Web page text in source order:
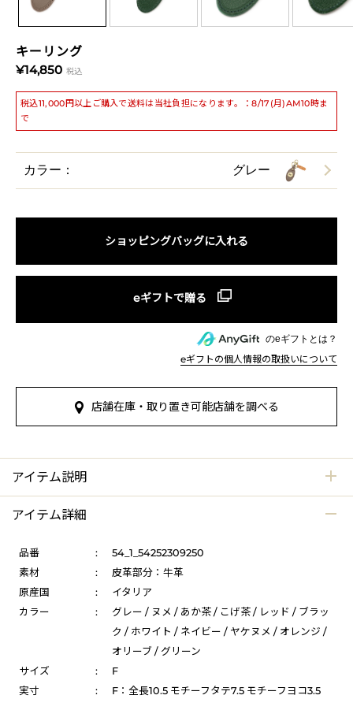
キーリング
¥14,850 税込
税込11,000円以上ご購入で送料は当社負担になります。：8/17(月)AM10時ま
で
カラー： グレー
ショッピングバッグに入れる
のeギフトとは？
eギフトの個人情報の取扱いについて
店舗在庫・取り置き可能店舗を調べる
アイテム説明
アイテム詳細
品番 :
54_1_54252309250
素材
:
皮革部分：牛革
原産国
:
イタリア
カラー
:
グレー / ヌメ / あか茶 / こげ茶 / レッド / ブラッ
ク / ホワイト / ネイビー / ヤケヌメ / オレンジ /
オリーブ / グリーン
サイズ
:
F
実寸
: F：全長10.5 モチーフタテ7.5 モチーフヨコ3.5